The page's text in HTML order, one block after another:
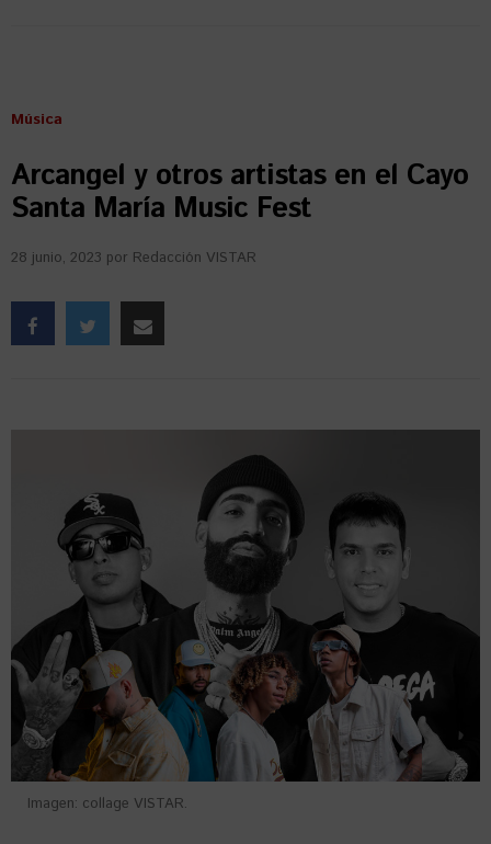
Música
Arcangel y otros artistas en el Cayo
Santa María Music Fest
28 junio, 2023 por Redacción VISTAR
Imagen: collage VISTAR.